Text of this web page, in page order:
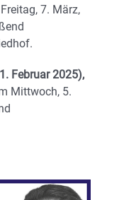
7. März,
Februar 2025),
Mittwoch, 5.